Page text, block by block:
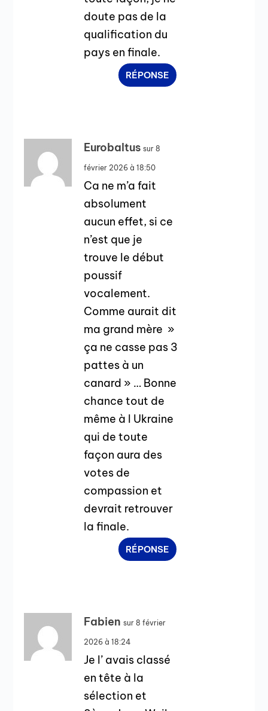
doute pas de la
qualification du
pays en finale.
RÉPONSE
Eurobaltus sur 8
février 2026 à 18:50
Ca ne m’a fait
absolument
aucun effet, si ce
n’est que je
trouve le début
poussif
vocalement.
Comme aurait dit
ma grand mère »
ça ne casse pas 3
pattes à un
canard » … Bonne
chance tout de
même à l Ukraine
qui de toute
façon aura des
votes de
compassion et
devrait retrouver
la finale.
RÉPONSE
Fabien sur 8 février
2026 à 18:24
Je l’ avais classé
en tête à la
sélection et